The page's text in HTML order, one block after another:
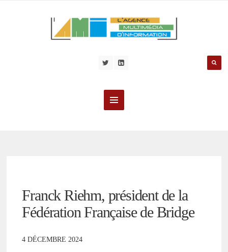
Franck Riehm, président de la
Fédération Française de Bridge
4 DÉCEMBRE 2024